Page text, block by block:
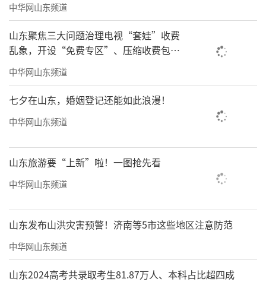
这对于中产来说简直是香饽饽，每一次购
物都是彰显身份之旅，随便PO一张图片晒在社
交平台上，意味着正在享受高品质的生活。
但对于务实的山东人来说，有很多听到要
交会员费就不想去了，去赶大集不香吗？山姆
中华网山东频道
山东聚焦三大问题治理电视“套娃”收费
乱象，开设“免费专区”、压缩收费包比
例70%以上
中华网山东频道
七夕在山东，婚姻登记还能如此浪漫！
中华网山东频道
山东旅游要“上新”啦！一图抢先看
中华网山东频道
山东发布山洪灾害预警！济南等5市这些地区注意防范
中华网山东频道
山东2024高考共录取考生81.87万人、本科占比超四成